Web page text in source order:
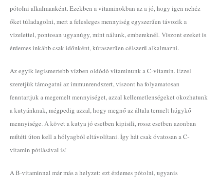
pótolni alkalmanként. Ezekben a vitaminokban az a jó, hogy igen nehéz
őket túladagolni, mert a felesleges mennyiség egyszerűen távozik a
vizelettel, pontosan ugyanúgy, mint nálunk, embereknél. Viszont ezeket is
érdemes inkább csak időnként, kúraszerűen célszerű alkalmazni.
Az egyik legismertebb vízben oldódó vitaminunk a C-vitamin. Ezzel
szeretjük támogatni az immunrendszert, viszont ha folyamatosan
fenntartjuk a megemelt mennyiséget, azzal kellemetlenségeket okozhatunk
a kutyánknak, mégpedig azzal, hogy megnő az általa termelt húgykő
mennyisége. A követ a kutya jó esetben kipisili, rossz esetben azonban
műtéti úton kell a hólyagból eltávolítani. Így hát csak óvatosan a C-
vitamin pótlásával is!
A B-vitaminnal már más a helyzet: ezt érdemes pótolni, ugyanis